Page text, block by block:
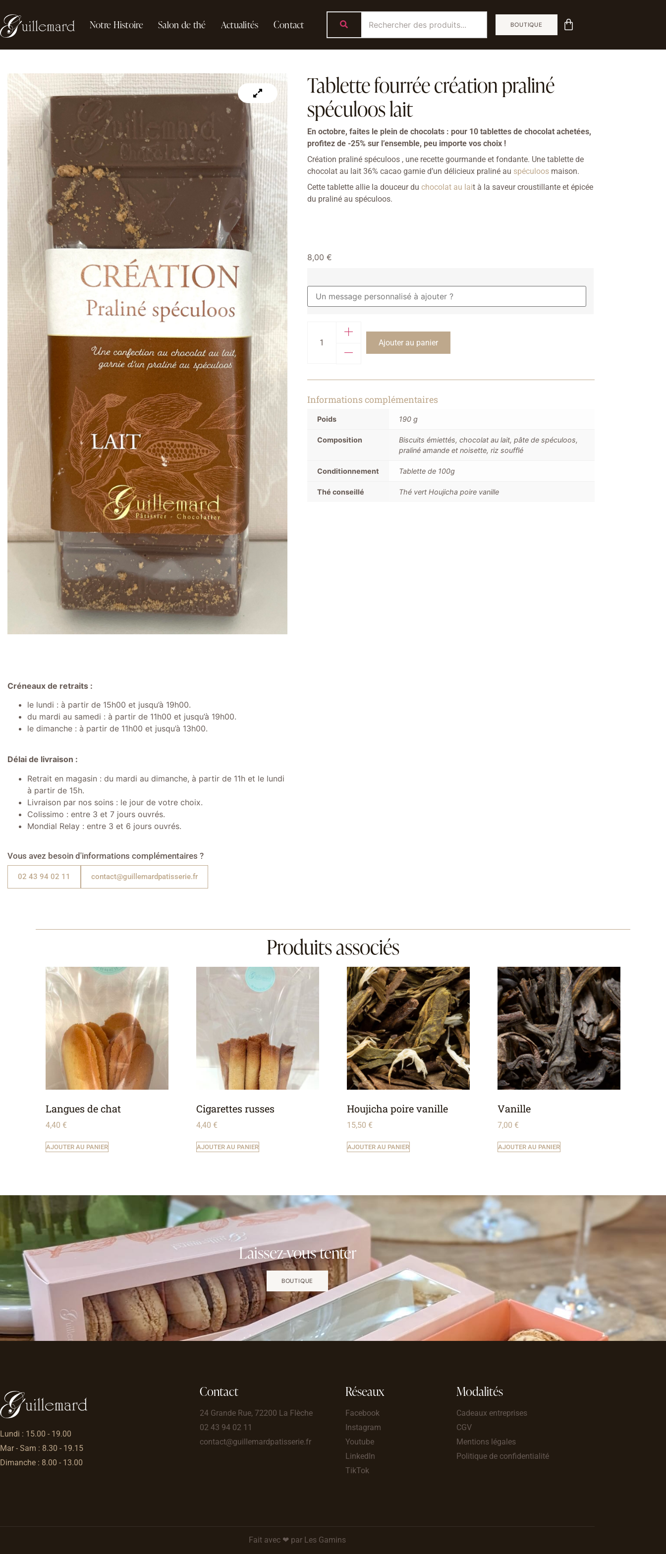
Notre Histoire Salon de thé Actualités Contact BOUTIQUE
Créneaux de retraits :
le lundi : à partir de 15h00 et jusqu’à 19h00.
du mardi au samedi : à partir de 11h00 et jusqu’à 19h00.
le dimanche : à partir de 11h00 et jusqu’à 13h00.
Délai de livraison :
Retrait en magasin : du mardi au dimanche, à partir de 11h et le lundi
à partir de 15h.
Livraison par nos soins : le jour de votre choix.
Colissimo : entre 3 et 7 jours ouvrés.
Mondial Relay : entre 3 et 6 jours ouvrés.
Vous avez besoin d'informations complémentaires ?
02 43 94 02 11 contact@guillemardpatisserie.fr
Tablette fourrée création praliné
spéculoos lait
En octobre, faites le plein de chocolats : pour 10 tablettes de chocolat achetées,
profitez de -25% sur l’ensemble, peu importe vos choix !
Création praliné spéculoos , une recette gourmande et fondante. Une tablette de
chocolat au lait 36% cacao garnie d’un délicieux praliné au spéculoos maison.
Cette tablette allie la douceur du chocolat au lait à la saveur croustillante et épicée
du praliné au spéculoos.
8,00 €
Ajouter au panier
Informations complémentaires
Poids 190 g
Composition
Biscuits émiettés, chocolat au lait, pâte de spéculoos,
praliné amande et noisette, riz soufflé
Conditionnement Tablette de 100g
Thé conseillé Thé vert Houjicha poire vanille
Produits associés
Langues de chat
4,40 €
AJOUTER AU PANIER
Cigarettes russes
4,40 €
AJOUTER AU PANIER
Houjicha poire vanille
15,50 €
AJOUTER AU PANIER
Vanille
7,00 €
AJOUTER AU PANIER
Laissez-vous tenter
BOUTIQUE
Lundi : 15.00 - 19.00
Mar - Sam : 8.30 - 19.15
Dimanche : 8.00 - 13.00
Contact
24 Grande Rue, 72200 La Flèche
02 43 94 02 11
contact@guillemardpatisserie.fr
Réseaux
Facebook
Instagram
Youtube
LinkedIn
TikTok
Modalités
Cadeaux entreprises
CGV
Mentions légales
Politique de confidentialité
Fait avec ❤ par Les Gamins